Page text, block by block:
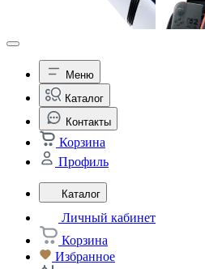
Меню
Каталог
Контакты
Корзина
Профиль
Каталог
Личный кабинет
Корзина
Избранное